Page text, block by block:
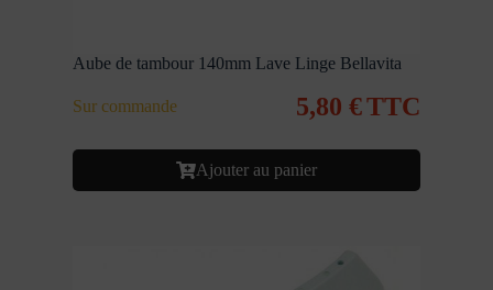
Aube de tambour 140mm Lave Linge Bellavita
Sur commande 5,80 €TTC
Ajouter au panier